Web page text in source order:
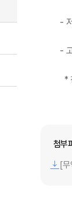
-
-
*
첨부
[